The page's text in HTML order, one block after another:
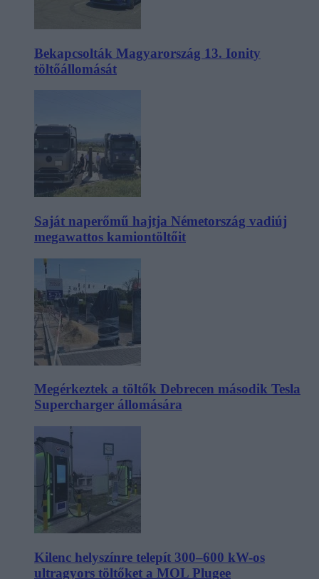
Bekapcsolták Magyarország 13. Ionity
töltőállomását
Saját naperőmű hajtja Németország vadiúj
megawattos kamiontöltőit
Megérkeztek a töltők Debrecen második Tesla
Supercharger állomására
Kilenc helyszínre telepít 300–600 kW-os
ultragyors töltőket a MOL Plugee